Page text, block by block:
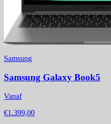
Samsung
Samsung Galaxy Book5
Vanaf
€1.399,00